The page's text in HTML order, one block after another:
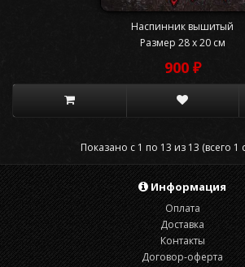
Наспинник вышитый
Размер 28 x 20 см
900 ₽
Показано с 1 по 13 из 13 (всего 1
Информация
Оплата
Доставка
Контакты
Договор-оферта